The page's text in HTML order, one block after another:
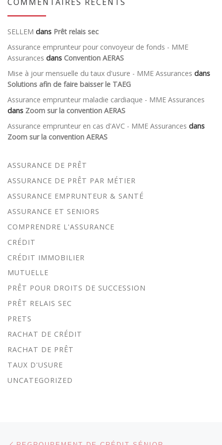
SELLEM dans Prêt relais sec
Assurance emprunteur pour convoyeur de fonds - MME
Assurances dans Convention AERAS
Mise à jour mensuelle du taux d'usure - MME Assurances dans
Solutions afin de faire baisser le TAEG
Assurance emprunteur maladie cardiaque - MME Assurances
dans Zoom sur la convention AERAS
Assurance emprunteur en cas d'AVC - MME Assurances dans
Zoom sur la convention AERAS
ASSURANCE DE PRÊT
ASSURANCE DE PRÊT PAR MÉTIER
ASSURANCE EMPRUNTEUR & SANTÉ
ASSURANCE ET SENIORS
COMPRENDRE L'ASSURANCE
CRÉDIT
CRÉDIT IMMOBILIER
MUTUELLE
PRÊT POUR DROITS DE SUCCESSION
PRÊT RELAIS SEC
PRETS
RACHAT DE CRÉDIT
RACHAT DE PRÊT
TAUX D'USURE
UNCATEGORIZED
Parcourir les articles